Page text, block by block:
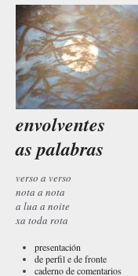
envolventes
as palabras
verso a verso
nota a nota
a lua a noite
xa toda rota
presentación
de perfil e de fronte
caderno de comentarios